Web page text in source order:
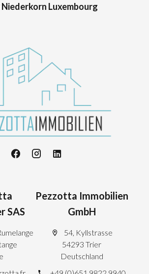
Niederkorn Luxembourg
SAS
Pezzotta Immobilien
GmbH
54, Kyllstrasse
54293 Trier
Deutschland